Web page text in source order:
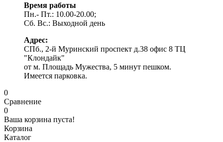
Время работы
Пн.- Пт.: 10.00-20.00;
Сб. Вс.: Выходной день
Адрес:
СПб., 2-й Муринский проспект д.38 офис 8 ТЦ
"Клондайк"
от м. Площадь Мужества, 5 минут пешком.
Имеется парковка.
0
Сравнение
0
Ваша корзина пуста!
Корзина
Каталог